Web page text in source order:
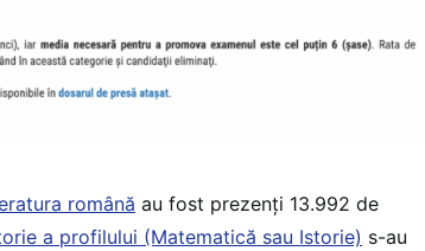
română au fost prezenți 13.992 de
a profilului (Matematică sau Istorie) s-au